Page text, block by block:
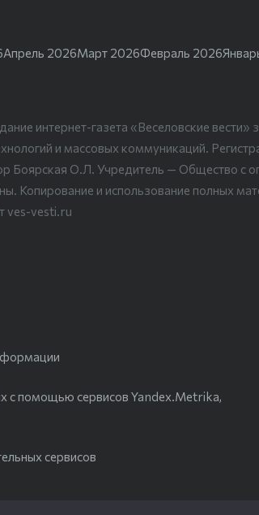
Апрель 2026Март 2026Февраль 2026
интернет-газета «Веселовские
и массовых коммуникаций.
Боярская О.Л. Учредитель — Общество с
Копирование и использование полных
ves-vesti.ru
с помощью сервисов Yandex.Metrika,
сервисов